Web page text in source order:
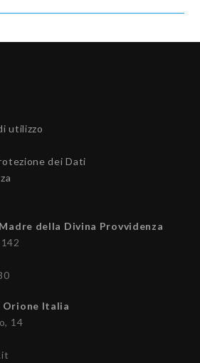
utilizzo
dei Dati
della Divina Provvidenza
Orione Italia
14